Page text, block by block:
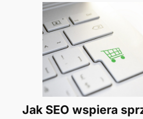
Jak SEO wspiera